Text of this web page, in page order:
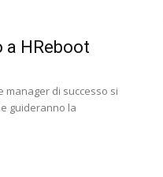
a HReboot
manager di successo si
guideranno la